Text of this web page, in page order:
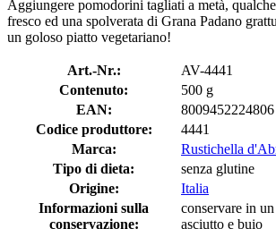
Aggiungere pomodorini tagliati a metà,
fresco ed una spolverata di Grana Padano
un goloso piatto vegetariano!
Art.-Nr.:
AV-4441
Contenuto:
500 g
EAN:
8009452224806
Codice produttore:
4441
Marca:
Rustichella
Tipo di dieta:
senza glutine
Origine:
Italia
Informazioni sulla
conservazione:
conservare in
asciutto e buio